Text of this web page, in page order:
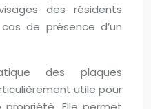
des résidents
de présence d’un
des plaques
utile pour